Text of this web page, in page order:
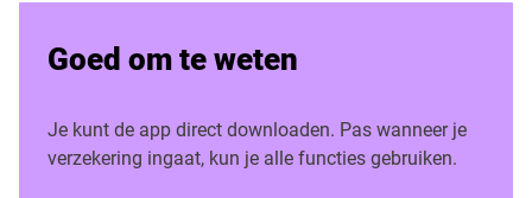
Goed om te weten
Je kunt de app direct downloaden. Pas wanneer je
verzekering ingaat, kun je alle functies gebruiken.